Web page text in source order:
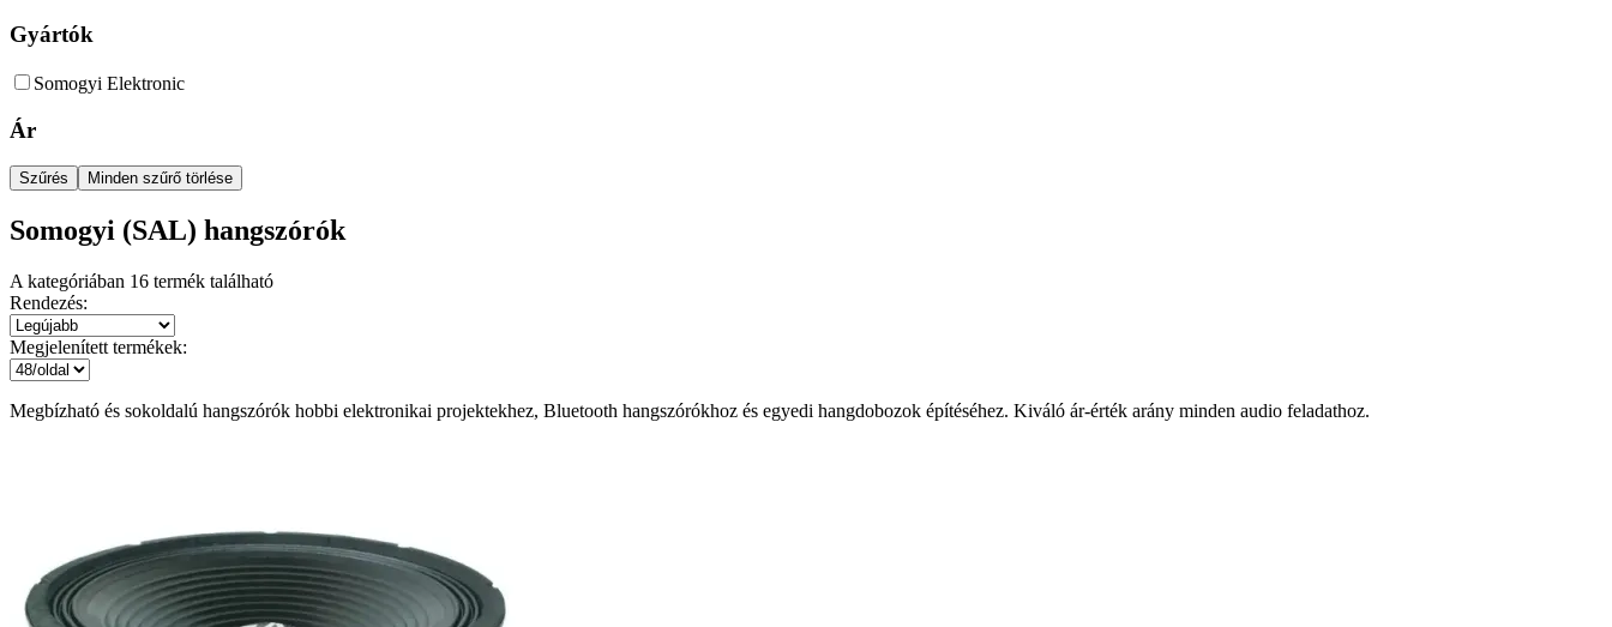
Gyártók
Somogyi Elektronic
Ár
Szűrés Minden szűrő törlése
Somogyi (SAL) hangszórók
A kategóriában 16 termék található
Rendezés:
Megjelenített termékek:
Megbízható és sokoldalú hangszórók hobbi elektronikai projektekhez, Bluetooth hangszórókhoz és egyedi hangdobozok építéséhez. Kiváló ár-érték arány minden audio feladathoz.